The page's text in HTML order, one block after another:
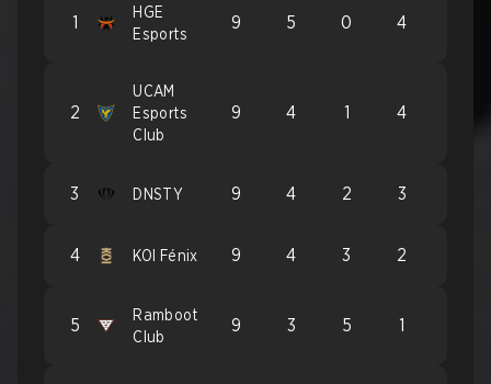
1
HGE
Esports
9 5 0 4
2
UCAM
Esports
Club
9 4 1 4
3 DNSTY 9 4 2 3
4 KOI Fénix 9 4 3 2
5
Ramboot
Club
9 3 5 1